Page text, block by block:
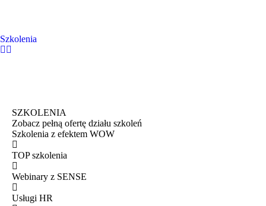
Szkolenia
SZKOLENIA
Zobacz pełną ofertę działu szkoleń
Szkolenia z efektem WOW
TOP szkolenia
Webinary z SENSE
Usługi HR